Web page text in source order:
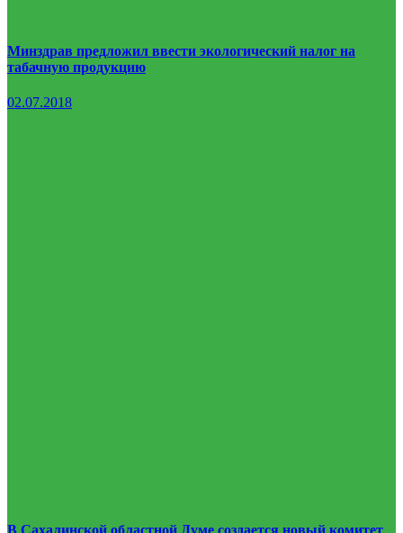
Минздрав предложил ввести экологический налог на
табачную продукцию
02.07.2018